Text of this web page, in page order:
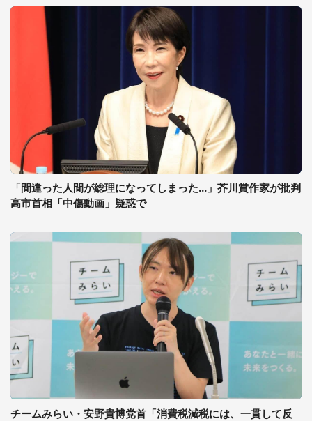
「間違った人間が総理になってしまった...」芥川賞作家が批判
高市首相「中傷動画」疑惑で
チームみらい・安野貴博党首「消費税減税には、一貫して反